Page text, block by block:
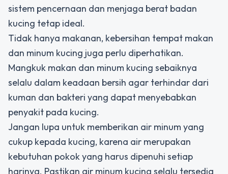
sistem pencernaan dan menjaga berat badan
kucing tetap ideal.
Tidak hanya makanan, kebersihan tempat makan
dan minum kucing juga perlu diperhatikan.
Mangkuk makan dan minum kucing sebaiknya
selalu dalam keadaan bersih agar terhindar dari
kuman dan bakteri yang dapat menyebabkan
penyakit pada kucing.
Jangan lupa untuk memberikan air minum yang
cukup kepada kucing, karena air merupakan
kebutuhan pokok yang harus dipenuhi setiap
harinya. Pastikan air minum kucing selalu tersedia